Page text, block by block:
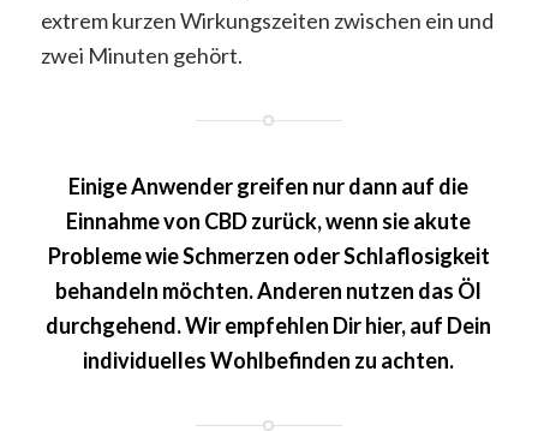
extrem kurzen Wirkungszeiten zwischen ein und
zwei Minuten gehört.
Einige Anwender greifen nur dann auf die
Einnahme von CBD zurück, wenn sie akute
Probleme wie Schmerzen oder Schlaflosigkeit
behandeln möchten. Anderen nutzen das Öl
durchgehend. Wir empfehlen Dir hier, auf Dein
individuelles Wohlbefinden zu achten.